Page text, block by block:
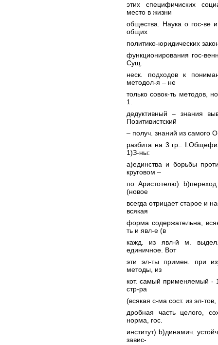
этих специфичиских
место в жизни
общества. Наука о гос-ве
общих
политико-юридических
функционирования гос-
Сущ.
неск. подходов к
методол-я – не
только совок-ть методов,
1.
дедуктивный – знания
Позитивистский
– получ. знаний из самого
разбита на 3 гр.:
1)З-ны:
a)единства и борьбы
круговом –
по Аристотелю)
(новое
всегда отрицает старое и
всякая
форма содержательна,
ть и явл-е (в
кажд. из явл-й м.
единичное. Вот
эти эл-ты примен. при
методы, из
кот. самый применяемый -
стр-ра
(всякая с-ма сост. из эл-
дробная часть целого,
норма, гос.
институт) b)динамич.
завис-